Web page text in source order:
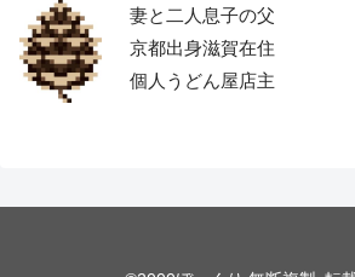
妻と二人息子の父
京都出身滋賀在住
個人うどん屋店主